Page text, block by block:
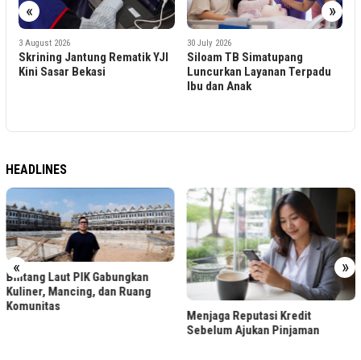
« »
YJI
30 July 2026
Siloam TB Simatupang
Luncurkan Layanan Terpadu
30 July 2026
BPOM Surabaya Latih
Pramuka Jadi Pelopor
Keamanan Pangan
HEADLINES
« »
LRT Jabodebek Gelar
Foto Berhadiah, Cek